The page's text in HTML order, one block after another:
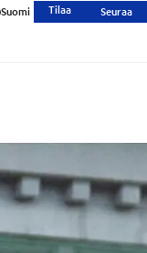
Suomi Tilaa Seuraa